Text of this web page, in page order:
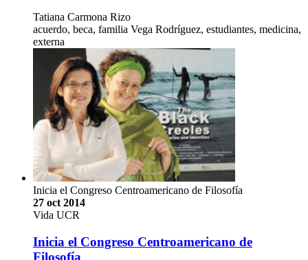
Tatiana Carmona Rizo
acuerdo, beca, familia Vega Rodríguez, estudiantes, medicina,
externa
Inicia el Congreso Centroamericano de Filosofía
27 oct 2014
Vida UCR
Inicia el Congreso Centroamericano de
Filosofía